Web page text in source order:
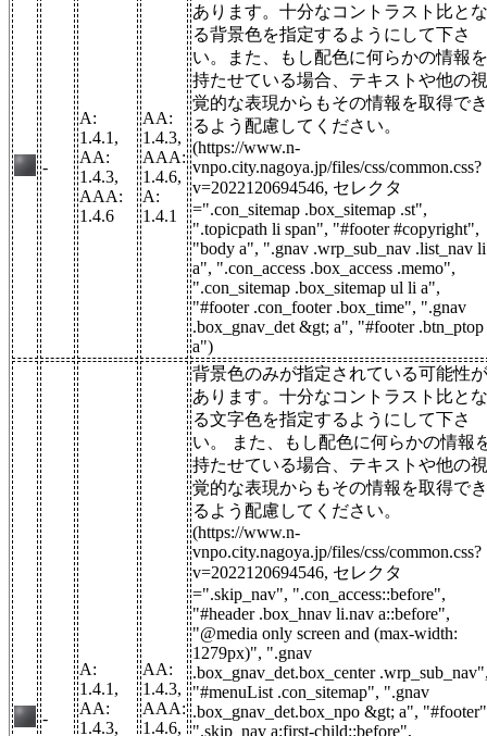
-
A:
1.4.1,
AA:
1.4.3,
AAA:
1.4.6
AA:
1.4.3,
AAA:
1.4.6,
A:
1.4.1
あります。十分なコントラスト比とな
る背景色を指定するようにして下さ
い。また、もし配色に何らかの情報を
持たせている場合、テキストや他の視
覚的な表現からもその情報を取得でき
るよう配慮してください。
(https://www.n-
vnpo.city.nagoya.jp/files/css/common.css?
v=2022120694546, セレクタ
=".con_sitemap .box_sitemap .st",
".topicpath li span", "#footer #copyright",
"body a", ".gnav .wrp_sub_nav .list_nav li
a", ".con_access .box_access .memo",
".con_sitemap .box_sitemap ul li a",
"#footer .con_footer .box_time", ".gnav
.box_gnav_det &gt; a", "#footer .btn_ptop
a")
-
A:
1.4.1,
AA:
1.4.3,
AA:
1.4.3,
AAA:
1.4.6,
背景色のみが指定されている可能性が
あります。十分なコントラスト比とな
る文字色を指定するようにして下さ
い。 また、もし配色に何らかの情報
持たせている場合、テキストや他の視
覚的な表現からもその情報を取得でき
るよう配慮してください。
(https://www.n-
vnpo.city.nagoya.jp/files/css/common.css?
v=2022120694546, セレクタ
=".skip_nav", ".con_access::before",
"#header .box_hnav li.nav a::before",
"@media only screen and (max-width:
1279px)", ".gnav
.box_gnav_det.box_center
"#menuList .con_sitemap", ".gnav
.box_gnav_det.box_npo &gt; a",
".skip_nav a:first-child::before",